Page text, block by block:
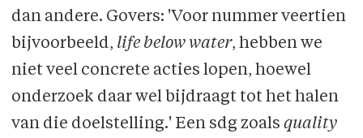
dan andere. Govers: 'Voor nummer veertien
bijvoorbeeld, life below water, hebben we
niet veel concrete acties lopen, hoewel
onderzoek daar wel bijdraagt tot het halen
van die doelstelling.' Een sdg zoals quality